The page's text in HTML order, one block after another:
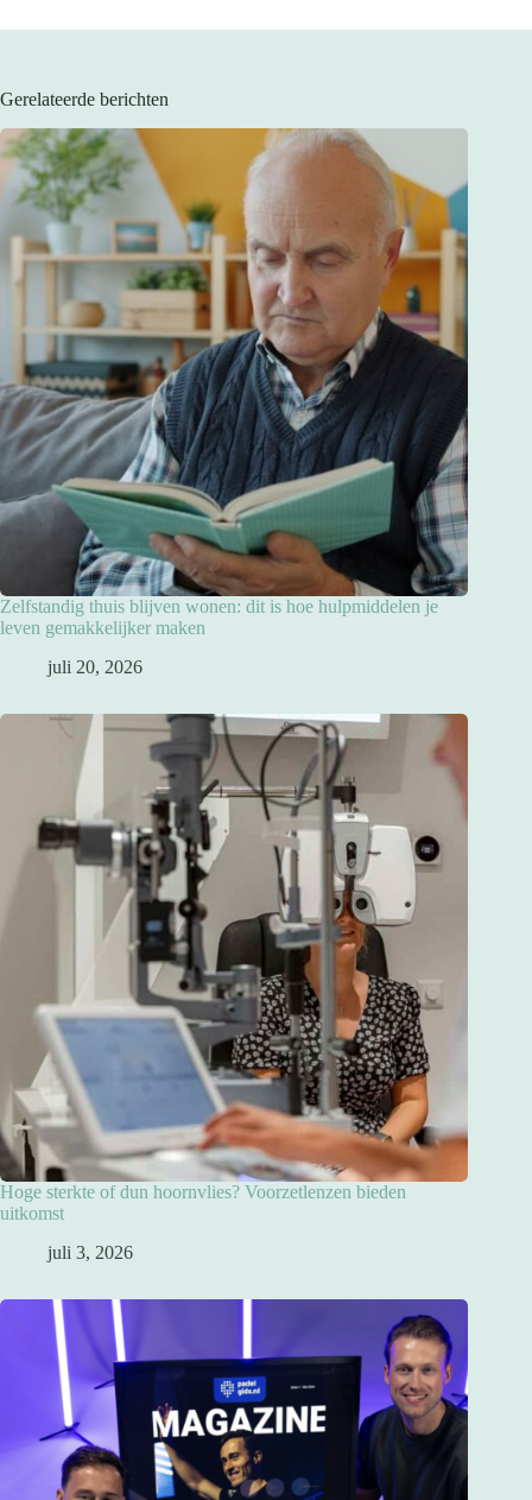
Gerelateerde berichten
Zelfstandig thuis blijven wonen: dit is hoe hulpmiddelen je
leven gemakkelijker maken
juli 20, 2026
Hoge sterkte of dun hoornvlies? Voorzetlenzen bieden
uitkomst
juli 3, 2026